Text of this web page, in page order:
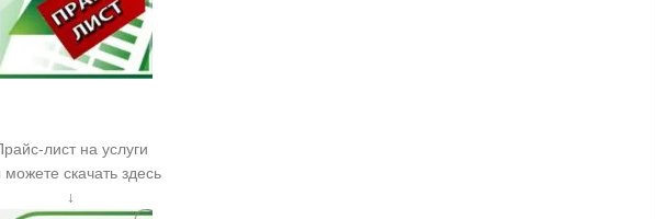
лист на услуги
скачать здесь
↓